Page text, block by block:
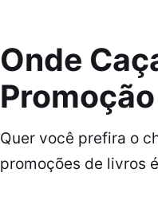
Onde
Promoção
Quer você prefira o
promoções de livros